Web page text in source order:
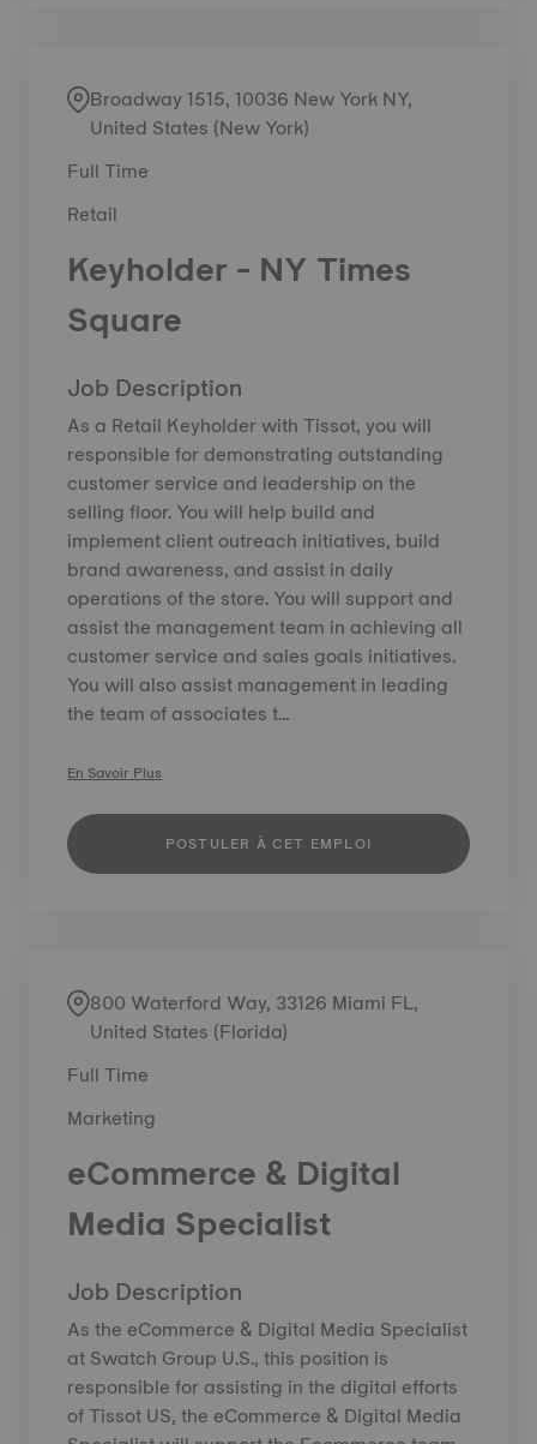
Broadway 1515, 10036 New York NY,
United States (New York)
Full Time
Retail
Keyholder - NY Times
Square
Job Description
As a Retail Keyholder with Tissot, you will
responsible for demonstrating outstanding
customer service and leadership on the
selling floor. You will help build and
implement client outreach initiatives, build
brand awareness, and assist in daily
operations of the store. You will support and
assist the management team in achieving all
customer service and sales goals initiatives.
You will also assist management in leading
the team of associates t...
En Savoir Plus
POSTULER À CET EMPLOI
800 Waterford Way, 33126 Miami FL,
United States (Florida)
Full Time
Marketing
eCommerce & Digital
Media Specialist
Job Description
As the eCommerce & Digital Media Specialist
at Swatch Group U.S., this position is
responsible for assisting in the digital efforts
of Tissot US, the eCommerce & Digital Media